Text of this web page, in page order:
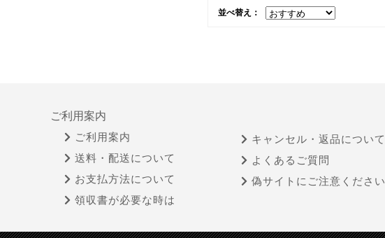
並べ替え：
ご利用案内
ご利用案内
送料・配送について
お支払方法について
領収書が必要な時は
キャンセル・返品について
よくあるご質問
偽サイトにご注意ください